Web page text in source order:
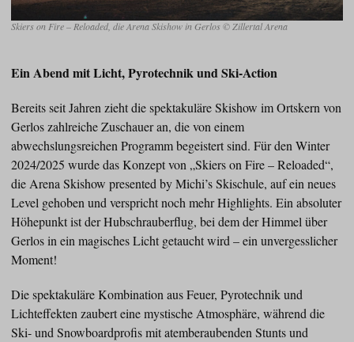
Skiers on Fire – Reloaded, die Arena Skishow in Gerlos © Zillertal Arena
Ein Abend mit Licht, Pyrotechnik und Ski-Action
Bereits seit Jahren zieht die spektakuläre Skishow im Ortskern von
Gerlos zahlreiche Zuschauer an, die von einem
abwechslungsreichen Programm begeistert sind. Für den Winter
2024/2025 wurde das Konzept von „Skiers on Fire – Reloaded“,
die Arena Skishow presented by Michi’s Skischule, auf ein neues
Level gehoben und verspricht noch mehr Highlights. Ein absoluter
Höhepunkt ist der Hubschrauberflug, bei dem der Himmel über
Gerlos in ein magisches Licht getaucht wird – ein unvergesslicher
Moment!
Die spektakuläre Kombination aus Feuer, Pyrotechnik und
Lichteffekten zaubert eine mystische Atmosphäre, während die
Ski- und Snowboardprofis mit atemberaubenden Stunts und